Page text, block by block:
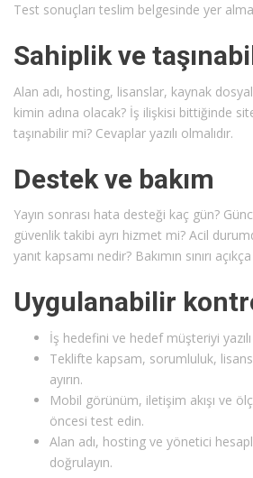
Test sonuçları teslim belgesinde yer
Sahiplik ve
Alan adı, hosting, lisanslar, kaynak
kimin adına olacak? İş ilişkisi bittiğinde
taşınabilir mi? Cevaplar yazılı olmalıdır.
Destek ve bakım
Yayın sonrası hata desteği kaç gün?
güvenlik takibi ayrı hizmet mi? Acil
yanıt kapsamı nedir? Bakımın sınırı
Uygulanabilir
İş hedefini ve hedef müşteriyi
Teklifte kapsam, sorumluluk,
ayırın.
Mobil görünüm, iletişim akışı ve
öncesi test edin.
Alan adı, hosting ve yönetici
doğrulayın.